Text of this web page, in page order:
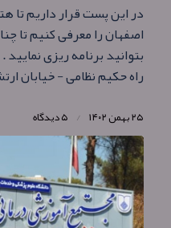
در این پست قرار داریم تا
اصفهان را معرفی کنیم تا
راه حکیم نظامی - خیابان ارتش تلفن :
۲۵ بهمن ۱۴۰۲ / ۵ دیدگاه